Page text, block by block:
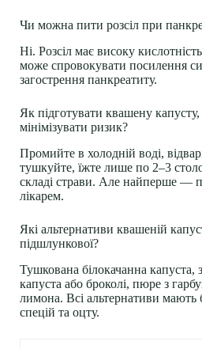
Чи можна пити розсіл при
Ні. Розсіл має високу
може спровокувати посилення
загострення панкреатиту.
Як підготувати квашену
мінімізувати ризик?
Промийте в холодній воді,
тушкуйте, їжте лише по 2–3
складі страви. Але найперше —
лікарем.
Які альтернативи квашеній
підшлункової?
Тушкована білокачанна капуста,
капуста або броколі, пюре з
лимона. Всі альтернативи мають
спецій та оцту.